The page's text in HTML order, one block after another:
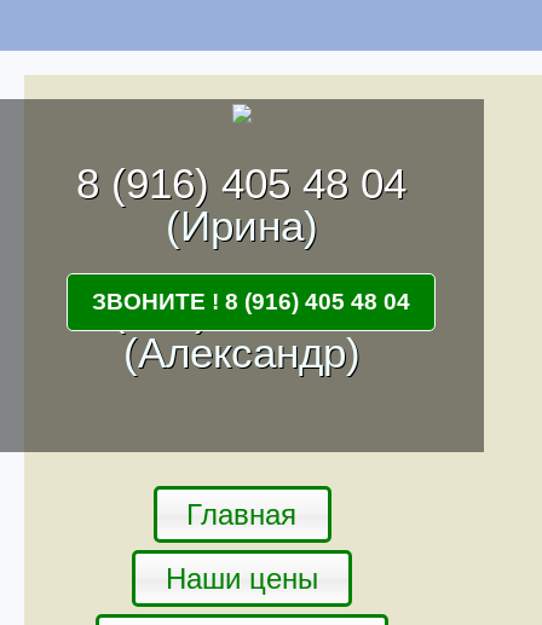
8 (916) 405 48 04
(Ирина)
8 (916) 262 68 55
(Александр)
Главная
Наши цены
ЗВОНИТЕ ! 8 (916) 405 48 04